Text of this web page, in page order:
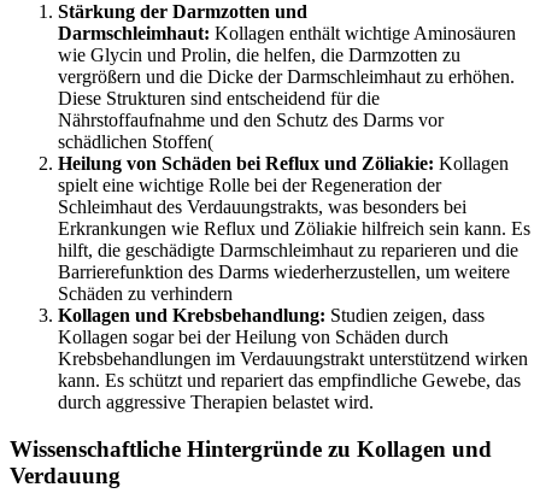
Stärkung der Darmzotten und
Darmschleimhaut: Kollagen enthält wichtige Aminosäuren
wie Glycin und Prolin, die helfen, die Darmzotten zu
vergrößern und die Dicke der Darmschleimhaut zu erhöhen.
Diese Strukturen sind entscheidend für die
Nährstoffaufnahme und den Schutz des Darms vor
schädlichen Stoffen​(
Heilung von Schäden bei Reflux und Zöliakie: Kollagen
spielt eine wichtige Rolle bei der Regeneration der
Schleimhaut des Verdauungstrakts, was besonders bei
Erkrankungen wie Reflux und Zöliakie hilfreich sein kann. Es
hilft, die geschädigte Darmschleimhaut zu reparieren und die
Barrierefunktion des Darms wiederherzustellen, um weitere
Schäden zu verhindern​
Kollagen und Krebsbehandlung: Studien zeigen, dass
Kollagen sogar bei der Heilung von Schäden durch
Krebsbehandlungen im Verdauungstrakt unterstützend wirken
kann. Es schützt und repariert das empfindliche Gewebe, das
durch aggressive Therapien belastet wird.​
Wissenschaftliche Hintergründe zu Kollagen und
Verdauung